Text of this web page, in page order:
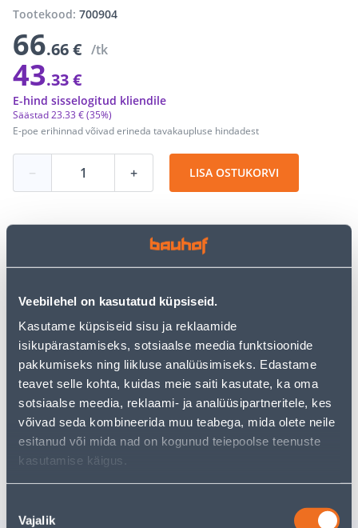
Veebilehel on kasutatud küpsiseid.
Kasutame küpsiseid sisu ja reklaamide
isikupärastamiseks, sotsiaalse meedia funktsioonide
pakkumiseks ning liikluse analüüsimiseks. Edastame
teavet selle kohta, kuidas meie saiti kasutate, ka oma
sotsiaalse meedia, reklaami- ja analüüsipartneritele, kes
võivad seda kombineerida muu teabega, mida olete neile
esitanud või mida nad on kogunud teiepoolse teenuste
kasutamise käigus.
valik
Vajalik
Tootekood: 700904
66.66 € /tk
43.33 €
E-poe erihinnad võivad erineda tavakaupluse hindadest
Säästad23.33 €(35%)
E-hind sisselogitud kliendile
− + LISA OSTUKORVI
• Seinalambil on integreeritud 9 W LED-valgusallikas.
• Valgusvoog on 1000 lm ja valguse temperatuur 3000
K.
• Valgusti kaitseklass on IP20.
• 14-päevane tagastusõigus.
Eeldatav kojuvedu 4,19 € al. 2-5 tööpäeva
Tarne pakiautomaati al. 2,29 € al. 2-5 tööpäeva